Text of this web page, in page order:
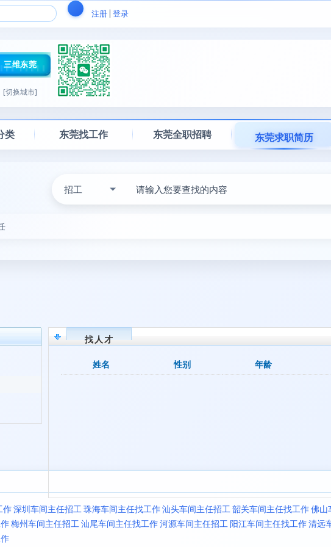
注册 登录
三维东莞
[切换城市]
类 东莞找工作 东莞全职招聘 东莞求职简历
招工
找人才
姓名 性别 年龄
作深圳车间主任招工 珠海车间主任找工作汕头车间主任招工 韶关车间主任找工作佛山
梅州车间主任招工 汕尾车间主任找工作河源车间主任招工 阳江车间主任找工作清远